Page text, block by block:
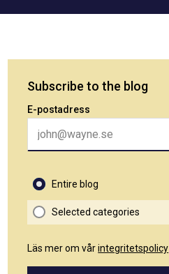
Subscribe to the blog
E-postadress
Entire blog
Selected categories
Läs mer om vårintegritetspolicy